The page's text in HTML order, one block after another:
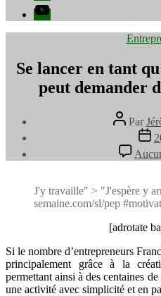
YouTube
Se lancer en tant
peut demander
Auteur
de
l’article
Par
Date
J'y travaille" > "J'espère y
semaine.com/sl/pep
[adrotate
Si le nombre d’entrepreneurs
principalement grâce à la
permettant ainsi à des centaines
une activité avec simplicité et en